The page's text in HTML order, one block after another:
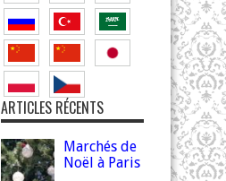
ARTICLES RÉCENTS
Marchés de
Noël à Paris